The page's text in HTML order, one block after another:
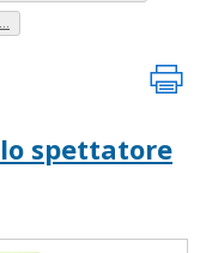
spettatore